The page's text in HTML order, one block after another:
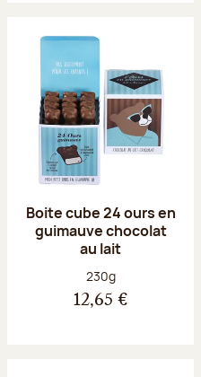
Boite cube 24 ours en
guimauve chocolat
au lait
Poids net :
230g
12,65 €